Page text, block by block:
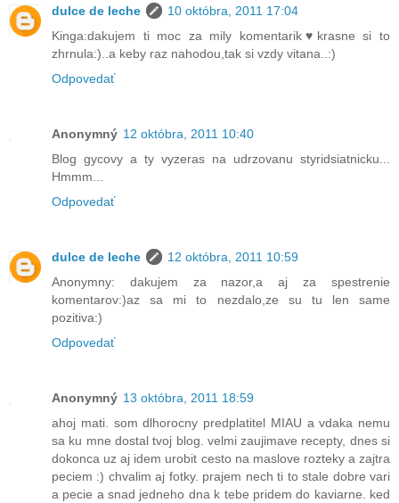
dulce de leche
10 októbra, 2011 17:04
Kinga:dakujem ti moc za mily komentarik♥krasne si to
zhrnula:)..a keby raz nahodou,tak si vzdy vitana..:)
Odpovedať
Anonymný 12 októbra, 2011 10:40
Blog gycovy a ty vyzeras na udrzovanu styridsiatnicku...
Hmmm...
Odpovedať
dulce de leche
12 októbra, 2011 10:59
Anonymny: dakujem za nazor,a aj za spestrenie
komentarov:)az sa mi to nezdalo,ze su tu len same
pozitiva:)
Odpovedať
Anonymný 13 októbra, 2011 18:59
ahoj mati. som dlhorocny predplatitel MIAU a vdaka nemu
sa ku mne dostal tvoj blog. velmi zaujimave recepty, dnes si
dokonca uz aj idem urobit cesto na maslove rozteky a zajtra
peciem :) chvalim aj fotky. prajem nech ti to stale dobre vari
a pecie a snad jedneho dna k tebe pridem do kaviarne. ked